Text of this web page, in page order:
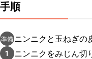
手順
準備 ニンニクと玉ねぎの
1 ニンニクをみじん切